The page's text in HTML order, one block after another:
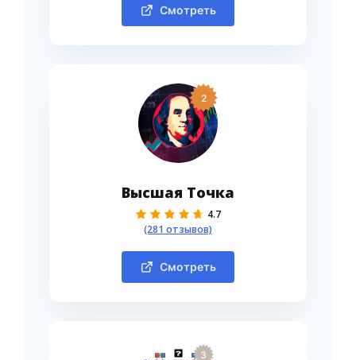
Смотреть
2
Высшая Точка
4.7
(281 отзывов)
Смотреть
3